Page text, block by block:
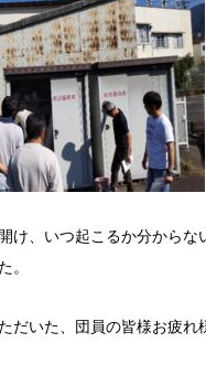
け、いつ起こるか分からな
。
だいた、団員の皆様お疲れ